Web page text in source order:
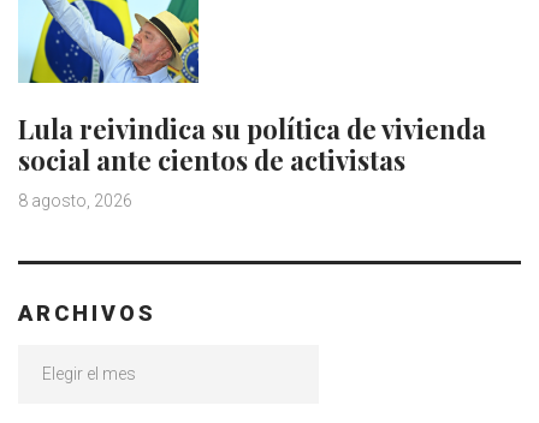
Lula reivindica su política de vivienda
social ante cientos de activistas
8 agosto, 2026
ARCHIVOS